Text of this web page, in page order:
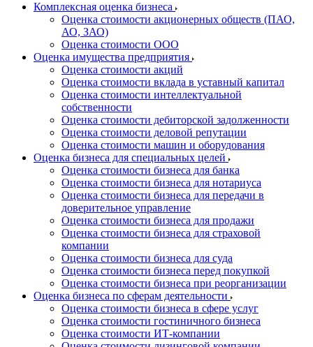
Комплексная оценка бизнеса
Оценка стоимости акционерных обществ (ПАО,
АО, ЗАО)
Оценка стоимости ООО
Оценка имущества предприятия
Оценка стоимости акций
Оценка стоимости вклада в уставный капитал
Оценка стоимости интеллектуальной
собственности
Оценка стоимости дебиторской задолженности
Оценка стоимости деловой репутации
Оценка стоимости машин и оборудования
Оценка бизнеса для специальных целей
Оценка стоимости бизнеса для банка
Оценка стоимости бизнеса для нотариуса
Оценка стоимости бизнеса для передачи в
доверительное управление
Оценка стоимости бизнеса для продажи
Оценка стоимости бизнеса для страховой
компании
Оценка стоимости бизнеса для суда
Оценка стоимости бизнеса перед покупкой
Оценка стоимости бизнеса при реорганизации
Оценка бизнеса по сферам деятельности
Оценка стоимости бизнеса в сфере услуг
Оценка стоимости гостиничного бизнеса
Оценка стоимости ИТ-компании